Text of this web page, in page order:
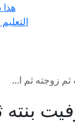
هذا
زوجته ثم ا...
بنته